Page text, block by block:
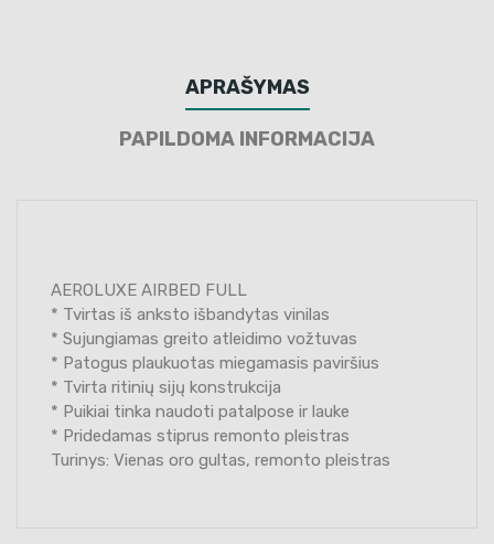
APRAŠYMAS
PAPILDOMA INFORMACIJA
AEROLUXE AIRBED FULL
* Tvirtas iš anksto išbandytas vinilas
* Sujungiamas greito atleidimo vožtuvas
* Patogus plaukuotas miegamasis paviršius
* Tvirta ritinių sijų konstrukcija
* Puikiai tinka naudoti patalpose ir lauke
* Pridedamas stiprus remonto pleistras
Turinys: Vienas oro gultas, remonto pleistras